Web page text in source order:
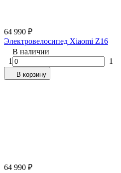
64 990 ₽
Электровелосипед Xiaomi Z16
В наличии
1
1
В корзину
64 990 ₽